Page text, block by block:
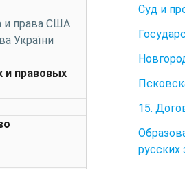
и права США
України
и правовых
Суд и
15.